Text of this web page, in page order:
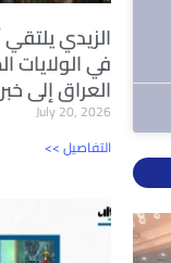
الزيدي يلتقي
في الولايات
العراق إلى
July 20, 2026
<< التفاصيل